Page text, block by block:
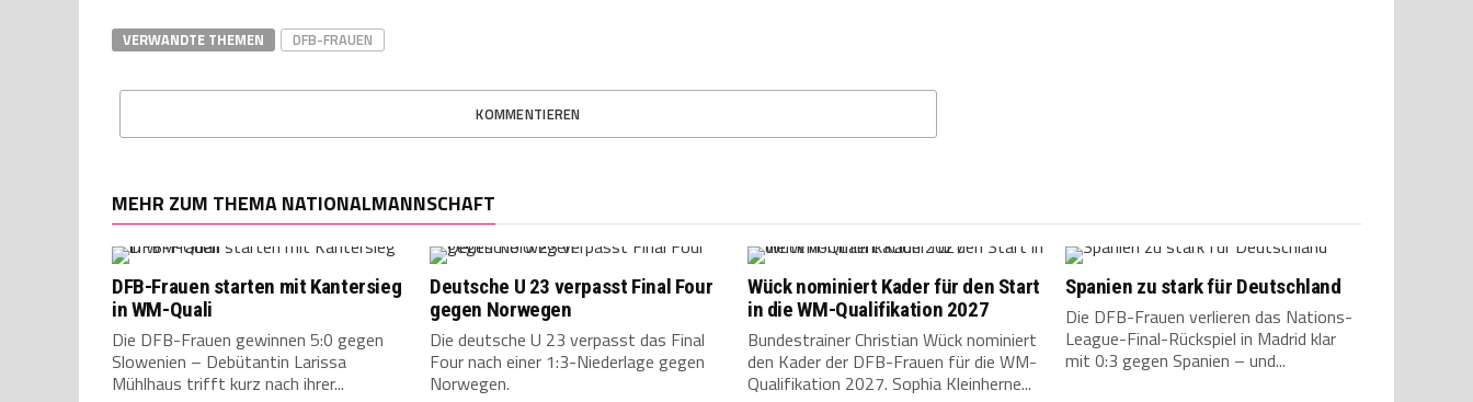
VERWANDTE THEMEN DFB-FRAUEN
KOMMENTIEREN
MEHR ZUM THEMA NATIONALMANNSCHAFT
DFB-Frauen starten mit Kantersieg
in WM-Quali
Die DFB-Frauen gewinnen 5:0 gegen
Slowenien – Debütantin Larissa
Mühlhaus trifft kurz nach ihrer...
Deutsche U 23 verpasst Final Four
gegen Norwegen
Die deutsche U 23 verpasst das Final
Four nach einer 1:3-Niederlage gegen
Norwegen.
Wück nominiert Kader für den Start
in die WM-Qualifikation 2027
Bundestrainer Christian Wück nominiert
den Kader der DFB-Frauen für die WM-
Qualifikation 2027. Sophia Kleinherne...
Spanien zu stark für Deutschland
Die DFB-Frauen verlieren das Nations-
League-Final-Rückspiel in Madrid klar
mit 0:3 gegen Spanien – und...